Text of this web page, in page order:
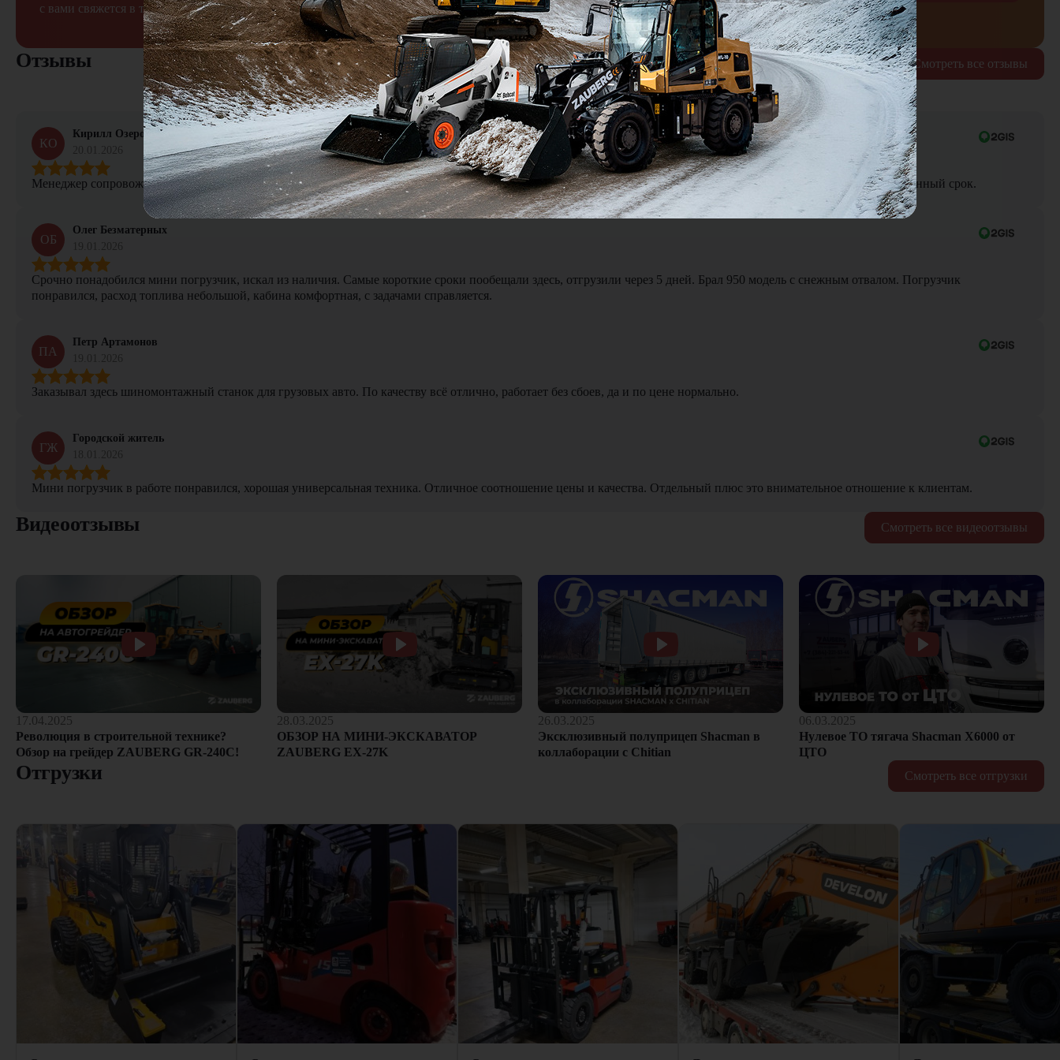
с вами свяжется в течение 15 минут
Я подтверждаю согласие на обработкуперсональных данных
Смотреть все отзывы
Отзывы
КО
Кирилл Озеров
Менеджер сопровождал сделку от начала и до конца, не терялся и был на связи можно сказать 24 на 7. Доставка экскаватора до объекта была выполнена в оговоренный срок.
ОБ
Олег Безматерных
Срочно понадобился мини погрузчик, искал из наличия. Самые короткие сроки пообещали здесь, отгрузили через 5 дней. Брал 950 модель с снежным отвалом. Погрузчик
понравился, расход топлива небольшой, кабина комфортная, с задачами справляется.
ПА
Петр Артамонов
Заказывал здесь шиномонтажный станок для грузовых авто. По качеству всё отлично, работает без сбоев, да и по цене нормально.
ГЖ
Городской житель
Мини погрузчик в работе понравился, хорошая универсальная техника. Отличное соотношение цены и качества. Отдельный плюс это внимательное отношение к клиентам.
Смотреть все видеоотзывы
Видеоотзывы
17.04.2025
Революция в строительной технике?
Обзор на грейдер ZAUBERG GR-240C!
28.03.2025
ОБЗОР НА МИНИ-ЭКСКАВАТОР
ZAUBERG EX-27K
26.03.2025
Эксклюзивный полуприцеп Shacman в
коллаборации с Chitian
06.03.2025
Нулевое ТО тягача Shacman Х6000 от
ЦТО
Смотреть все отгрузки
Отгрузки